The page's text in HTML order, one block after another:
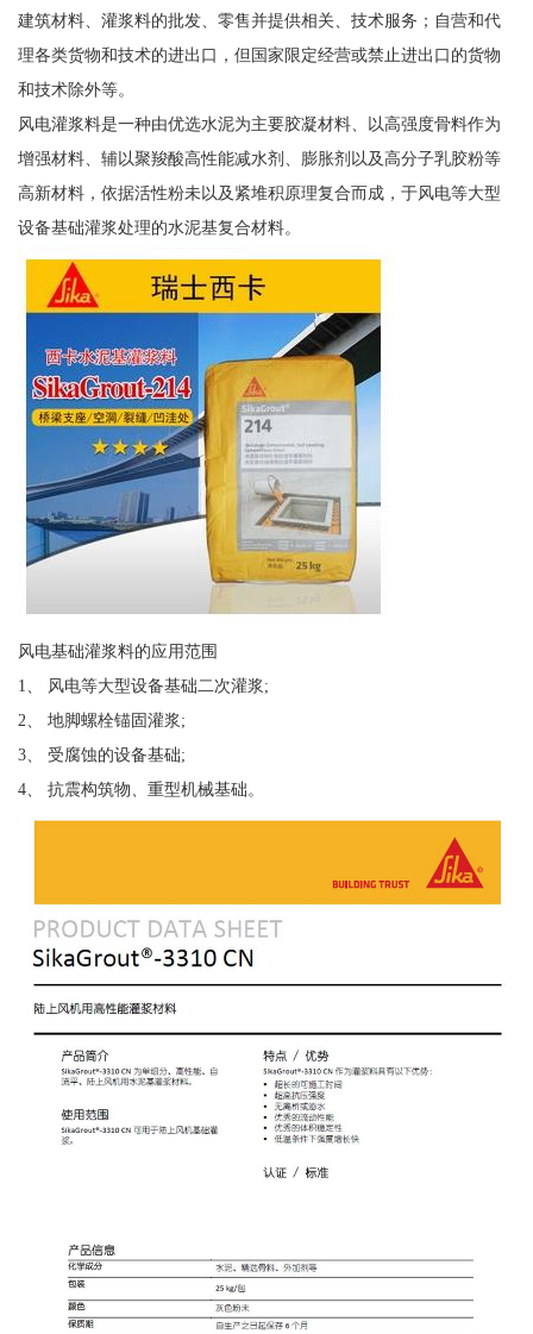
建筑材料、灌浆料的批发、零售并提供相关、技术服务；自营和代
理各类货物和技术的进出口，但国家限定经营或禁止进出口的货物
和技术除外等。
风电灌浆料是一种由优选水泥为主要胶凝材料、以高强度骨料作为
增强材料、辅以聚羧酸高性能减水剂、膨胀剂以及高分子乳胶粉等
高新材料，依据活性粉未以及紧堆积原理复合而成，于风电等大型
设备基础灌浆处理的水泥基复合材料。
风电基础灌浆料的应用范围
1、 风电等大型设备基础二次灌浆;
2、 地脚螺栓锚固灌浆;
3、 受腐蚀的设备基础;
4、 抗震构筑物、重型机械基础。